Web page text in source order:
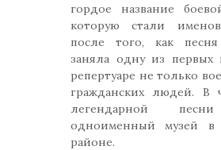
гордое название
которую стали
после того, как
заняла одну из первых
репертуаре не только
гражданских людей. В
легендарной
одноименный музей в
районе.